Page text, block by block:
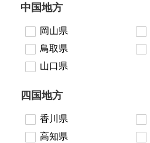
中国地方
岡山県
鳥取県
山口県
四国地方
香川県
高知県